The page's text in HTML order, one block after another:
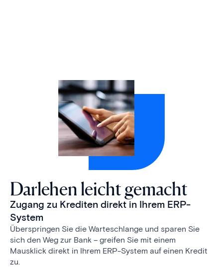
Darlehen leicht gemacht
Zugang zu Krediten direkt in Ihrem ERP-
System
Überspringen Sie die Warteschlange und sparen Sie
sich den Weg zur Bank – greifen Sie mit einem
Mausklick direkt in Ihrem ERP-System auf einen Kredit
zu.